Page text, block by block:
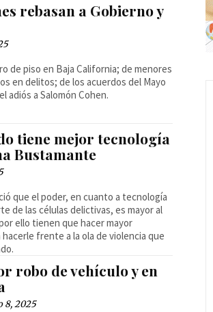
rebasan a Gobierno y
de piso en Baja California; de menores
en delitos; de los acuerdos del Mayo
adiós a Salomón Cohen.
tiene mejor tecnología
Bustamante
que el poder, en cuanto a tecnología
de las células delictivas, es mayor al
ello tienen que hacer mayor
frente a la ola de violencia que
robo de vehículo y en
8, 2025